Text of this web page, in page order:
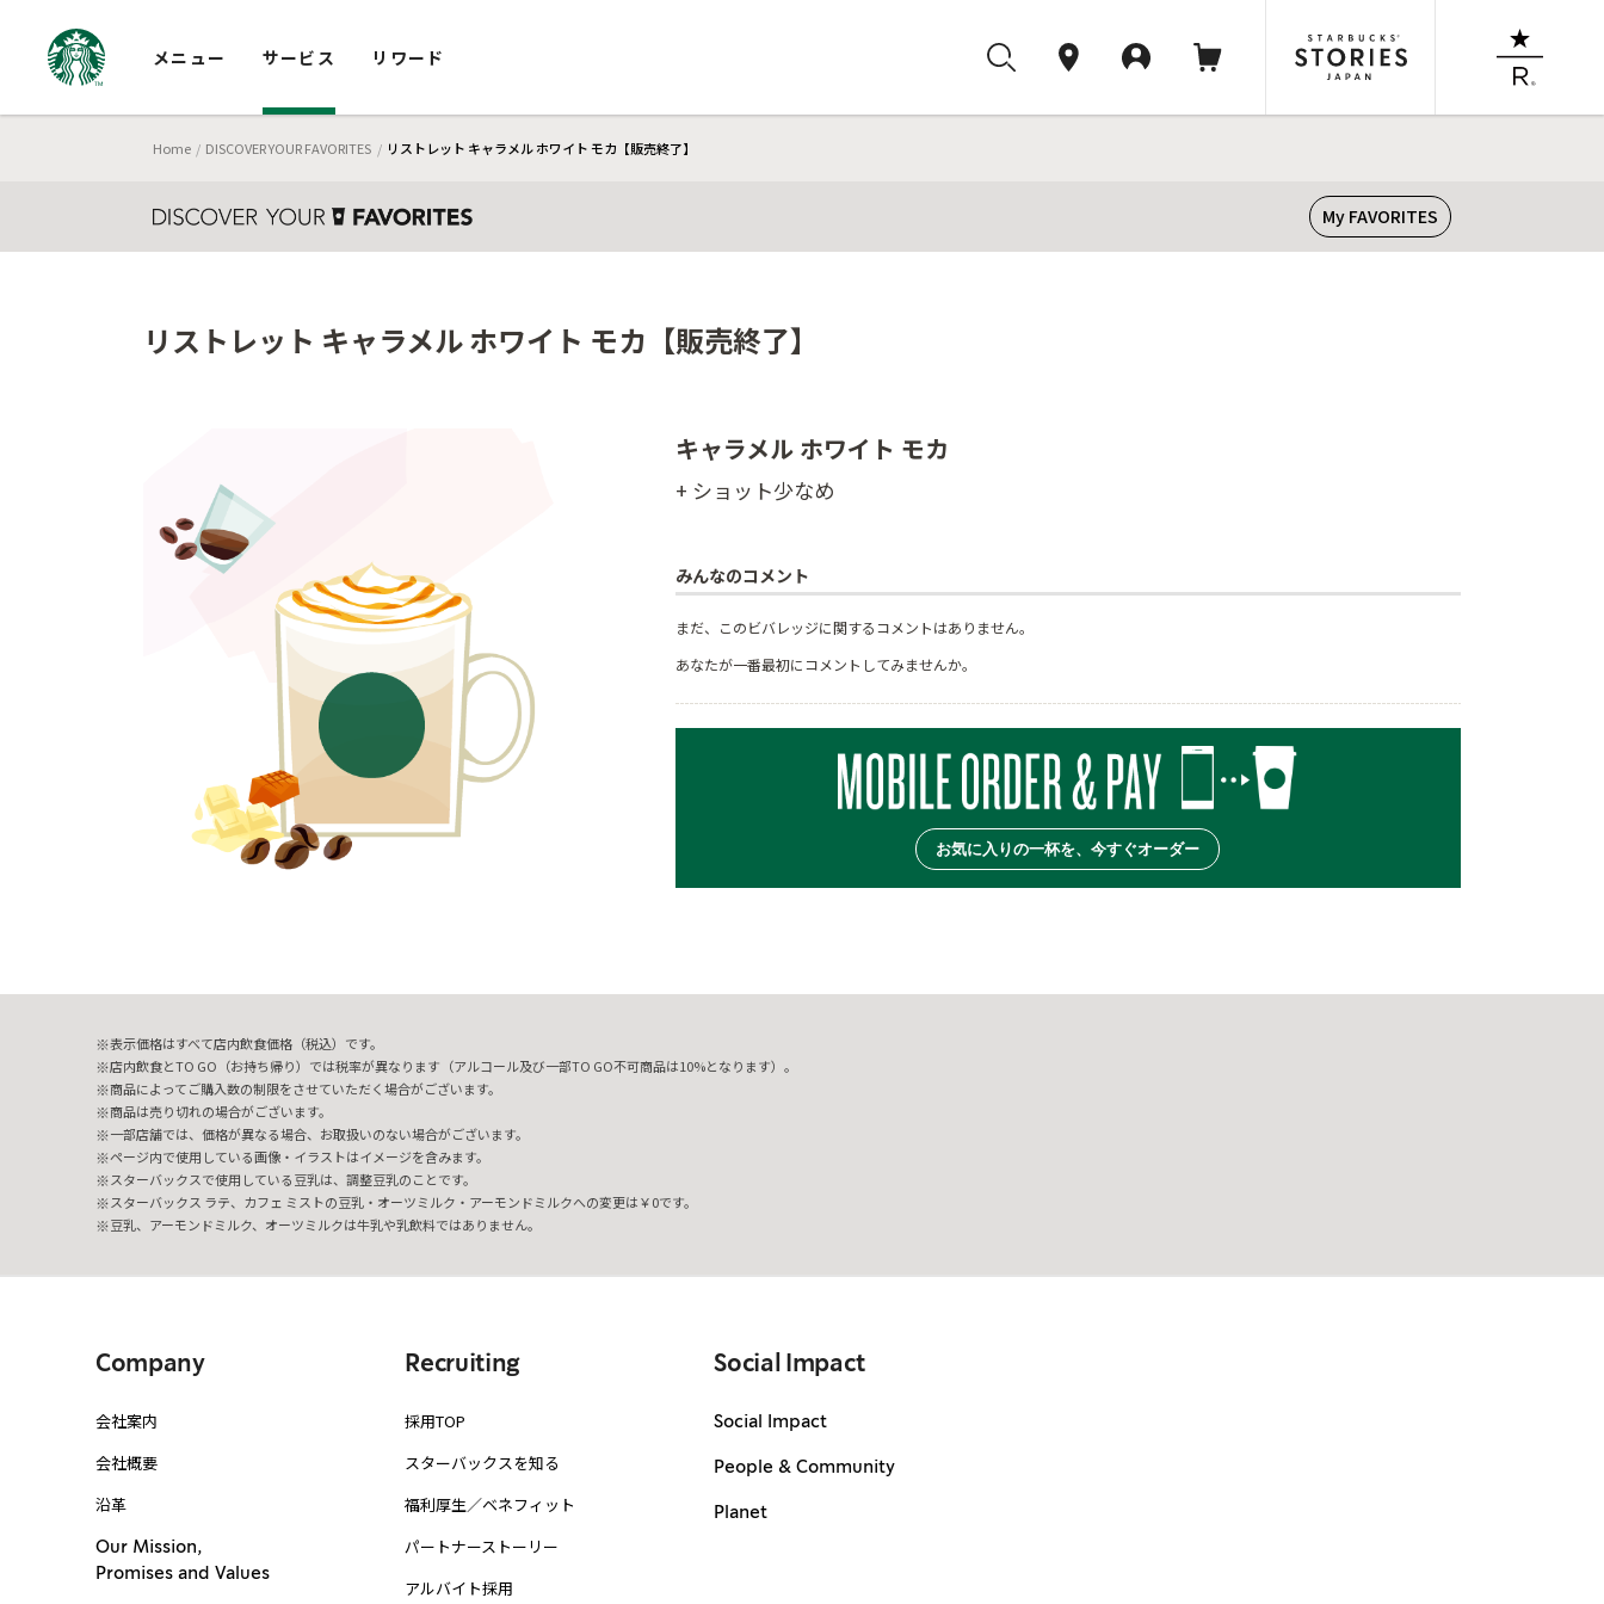
メニュー サービス リワード
Home DISCOVER YOUR FAVORITES リストレット キャラメル ホワイト モカ【販売終了】
My FAVORITES
リストレット キャラメル ホワイト モカ【販売終了】
キャラメル ホワイト モカ
+ ショット少なめ
みんなのコメント
まだ、このビバレッジに関するコメントはありません。
あなたが一番最初にコメントしてみませんか。
お気に入りの一杯を、今すぐオーダー
表示価格はすべて店内飲食価格（税込）です。
店内飲食とTO GO（お持ち帰り）では税率が異なります（アルコール及び一部TO GO不可商品は10%となります）。
商品によってご購入数の制限をさせていただく場合がございます。
商品は売り切れの場合がございます。
一部店舗では、価格が異なる場合、お取扱いのない場合がございます。
ページ内で使用している画像・イラストはイメージを含みます。
スターバックスで使用している豆乳は、調整豆乳のことです。
スターバックス ラテ、カフェ ミストの豆乳・オーツミルク・アーモンドミルクへの変更は￥0です。
豆乳、アーモンドミルク、オーツミルクは牛乳や乳飲料ではありません。
Company
会社案内
会社概要
沿革
Our Mission,
Promises and Values
Recruiting
採用TOP
スターバックスを知る
福利厚生／ベネフィット
パートナーストーリー
アルバイト採用
Social Impact
Social Impact
People & Community
Planet